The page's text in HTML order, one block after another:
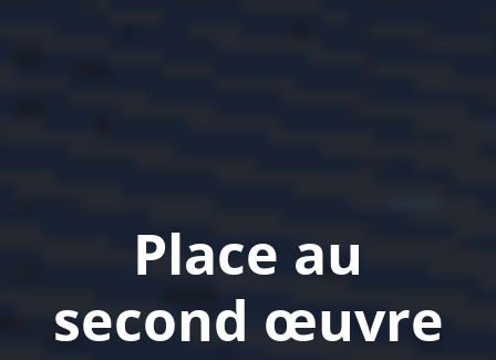
Place au
second œuvre